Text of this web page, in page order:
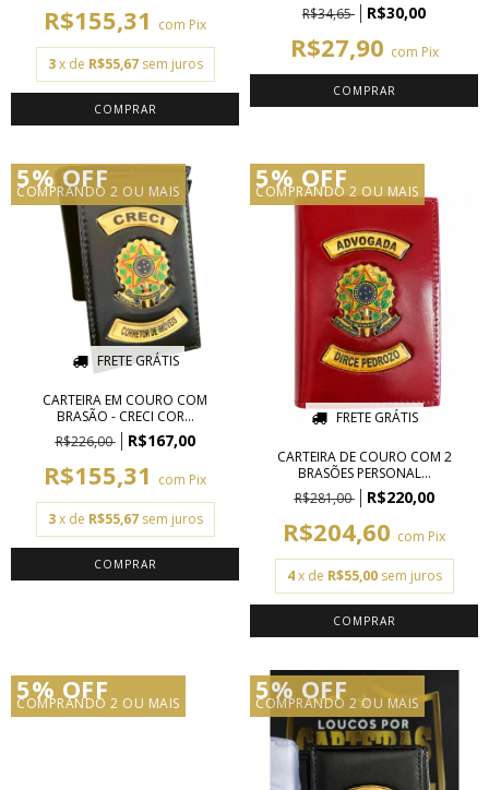
R$155,31 com Pix
3 x de R$55,67 sem juros
COMPRAR
R$34,65
R$30,00
R$27,90 com Pix
5% OFF
COMPRANDO 2 OU MAIS
FRETE GRÁTIS
CARTEIRA EM COURO COM
BRASÃO - CRECI COR...
R$226,00
R$167,00
R$155,31 com Pix
3 x de R$55,67 sem juros
COMPRAR
5% OFF
COMPRANDO 2 OU MAIS
FRETE GRÁTIS
CARTEIRA DE COURO COM 2
BRASÕES PERSONAL...
R$281,00
R$220,00
R$204,60 com Pix
4 x de R$55,00 sem juros
COMPRAR
5% OFF
COMPRANDO 2 OU MAIS 5% OFF
COMPRANDO 2 OU MAIS